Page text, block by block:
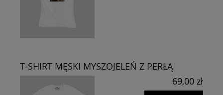
T-SHIRT MĘSKI MYSZOJELEŃ Z PERŁĄ
69,00 zł